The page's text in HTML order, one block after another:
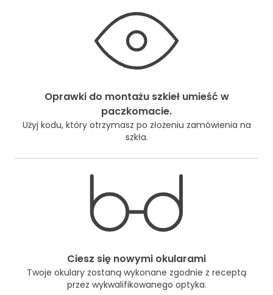
Oprawki do montażu szkieł umieść w
paczkomacie.
Użyj kodu, który otrzymasz po złożeniu zamówienia na
szkła.
Ciesz się nowymi okularami
Twoje okulary zostaną wykonane zgodnie z receptą
przez wykwalifikowanego optyka.